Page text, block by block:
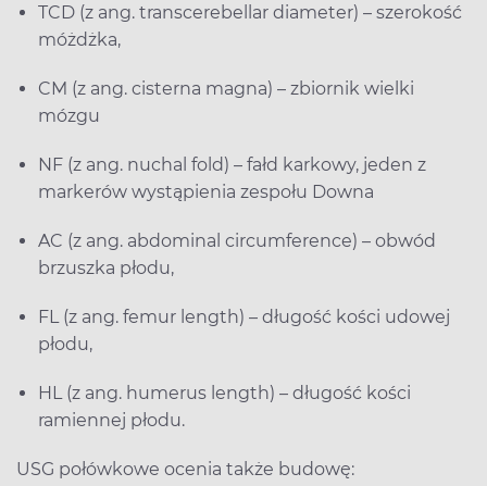
TCD (z ang. transcerebellar diameter) – szerokość
móżdżka,
CM (z ang. cisterna magna) – zbiornik wielki
mózgu
NF (z ang. nuchal fold) – fałd karkowy, jeden z
markerów wystąpienia zespołu Downa
AC (z ang. abdominal circumference) – obwód
brzuszka płodu,
FL (z ang. femur length) – długość kości udowej
płodu,
HL (z ang. humerus length) – długość kości
ramiennej płodu.
USG połówkowe ocenia także budowę: